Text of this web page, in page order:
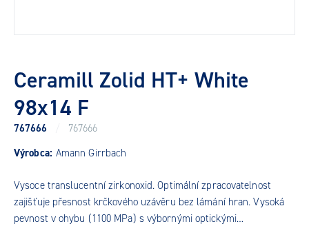
Ceramill Zolid HT+ White
98x14 F
767666
767666
Výrobca: Amann Girrbach
Vysoce translucentní zirkonoxid. Optimální zpracovatelnost
zajišťuje přesnost krčkového uzávěru bez lámání hran. Vysoká
pevnost v ohybu (1100 MPa) s výbornými optickými